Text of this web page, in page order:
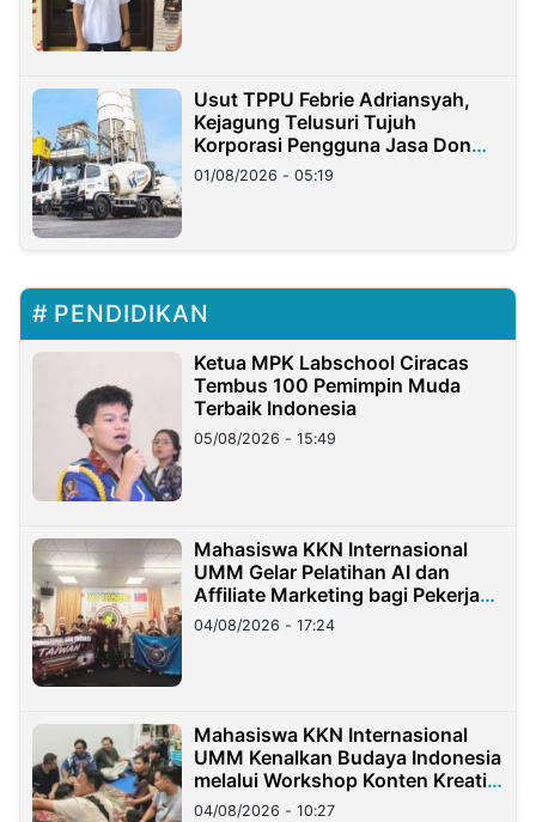
Usut TPPU Febrie Adriansyah,
Kejagung Telusuri Tujuh
Korporasi Pengguna Jasa Don
Ritto
01/08/2026 - 05:19
PENDIDIKAN
Ketua MPK Labschool Ciracas
Tembus 100 Pemimpin Muda
Terbaik Indonesia
05/08/2026 - 15:49
Mahasiswa KKN Internasional
UMM Gelar Pelatihan AI dan
Affiliate Marketing bagi Pekerja
Migran Indonesia di Taiwan
04/08/2026 - 17:24
Mahasiswa KKN Internasional
UMM Kenalkan Budaya Indonesia
melalui Workshop Konten Kreatif
di Taiwan
04/08/2026 - 10:27